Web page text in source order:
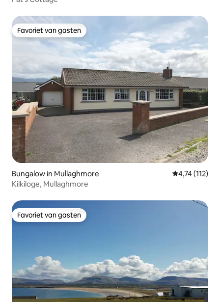
Favoriet van gasten
Favoriet van gasten
Bungalow in Mullaghmore Gemiddelde
4,74 (112)
Kilkiloge, Mullaghmore
Favoriet van gasten
Favoriet van gasten